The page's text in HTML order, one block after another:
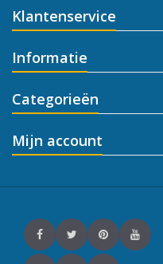
Klantenservice
Informatie
Categorieën
Mijn account